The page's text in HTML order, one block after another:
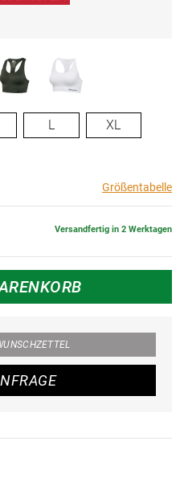
L XL
Größentabelle
Versandfertig in 2 Werktagen